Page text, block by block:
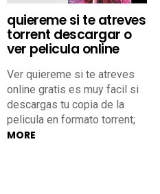
quiereme si te atreves
torrent descargar o
ver pelicula online
Ver quiereme si te atreves
online gratis es muy facil si
descargas tu copia de la
pelicula en formato torrent;
MORE